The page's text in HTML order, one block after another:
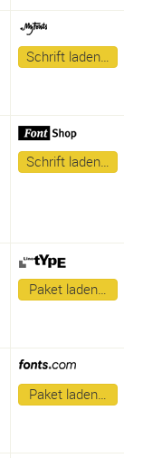
Schrift laden…
Schrift laden…
Paket laden…
Paket laden…